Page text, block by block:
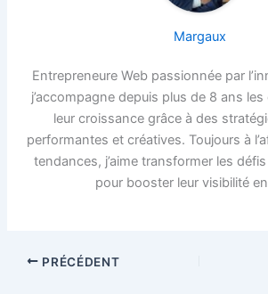
Margaux
Entrepreneure Web passionnée par
j’accompagne depuis plus de 8 ans
leur croissance grâce à des
performantes et créatives. Toujours à
tendances, j’aime transformer les
pour booster leur visibilité
PRÉCÉDENT